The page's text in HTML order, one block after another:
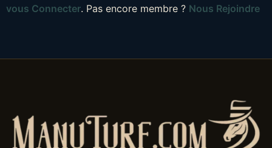
vous Connecter. Pas encore membre ? Nous Rejoindre